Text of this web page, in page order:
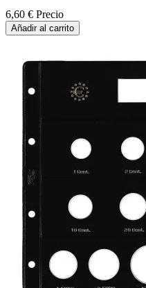
6,60 € Precio
Añadir al carrito